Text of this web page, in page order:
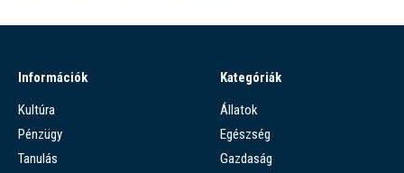
Információk
Kultúra
Pénzügy
Tanulás
Kategóriák
Állatok
Egészség
Gazdaság